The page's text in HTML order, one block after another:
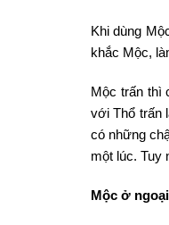
Khi dùng
khắc Mộc,
Mộc trấn thì
với Thổ trấn
có những
một lúc. Tuy
Mộc ở